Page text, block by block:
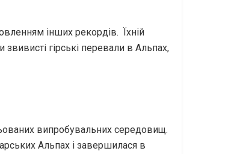
інших рекордів. Їхній
гірські перевали в Альпах,
випробувальних середовищ.
Альпах і завершилася в